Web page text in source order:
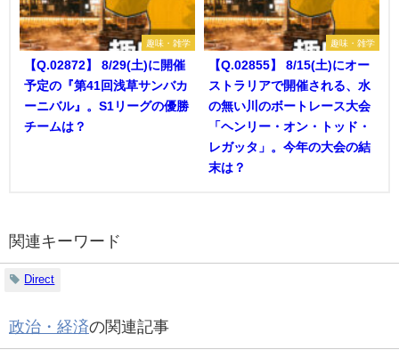
趣味・雑学
【Q.02872】 8/29(土)に開催
予定の『第41回浅草サンバカ
ーニバル』。S1リーグの優勝
チームは？
趣味・雑学
【Q.02855】 8/15(土)にオー
ストラリアで開催される、水
の無い川のボートレース大会
「ヘンリー・オン・トッド・
レガッタ」。今年の大会の結
末は？
関連キーワード
Direct
政治・経済の関連記事